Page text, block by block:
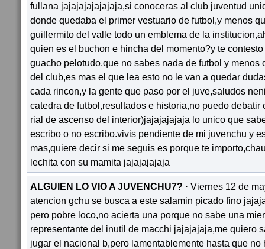
fullana jajajajajajajaja,si conoceras al club juventud
donde quedaba el primer vestuario de futbol,y menos
guillermito del valle todo un emblema de la
quien es el buchon e hincha del momento?y te
guacho pelotudo,que no sabes nada de futbol y menos
del club,es mas el que lea esto no le van a quedar
cada rincon,y la gente que paso por el juve,saludos
catedra de futbol,resultados e historia,no puedo debatir
rial de ascenso del interior)jajajajajaja lo unico que
escribo o no escribo.vivis pendiente de mi juvenchu y
mas,quiere decir si me seguis es porque te
lechita con su mamita jajajajajaja
ALGUIEN LO VIO A JUVENCHU7? · Viernes 12 de
atencion gchu se busca a este salamin picado fino
pero pobre loco,no acierta una porque no sabe una
representante del inutil de macchi jajajajaja,me quiero
jugar el nacional b,pero lamentablemente hasta que no